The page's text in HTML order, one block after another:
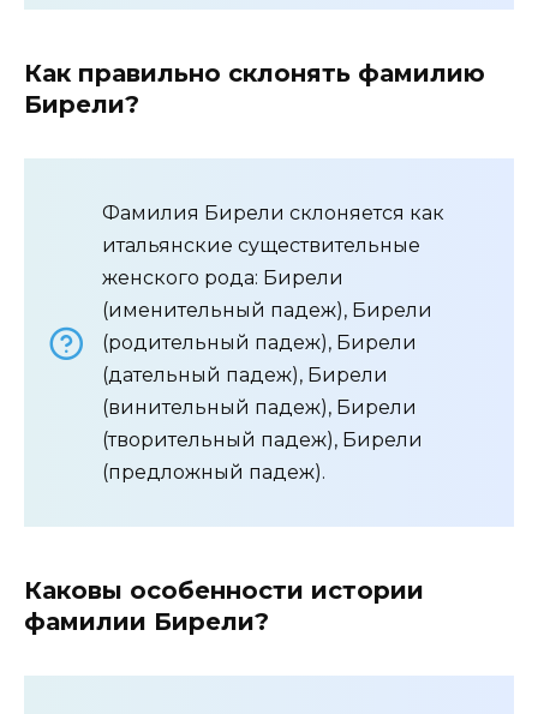
Как правильно склонять фамилию
Бирели?
Фамилия Бирели склоняется как
итальянские существительные
женского рода: Бирели
(именительный падеж), Бирели
(родительный падеж), Бирели
(дательный падеж), Бирели
(винительный падеж), Бирели
(творительный падеж), Бирели
(предложный падеж).
Каковы особенности истории
фамилии Бирели?